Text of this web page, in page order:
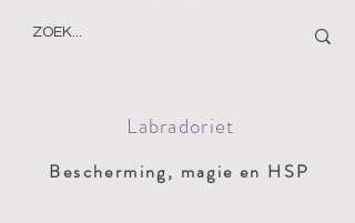
Labradoriet
Bescherming, magie en HSP